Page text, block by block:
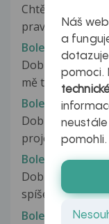
Chtěl bych se
pravým uchem a
Bolest mezi
Dobrý den.
mě trápí bolest
Bolest mezi
Dobrý den paní
projevovat
Bolest mezi
Dobrý den, už
spíše v práve
Bolest mezi
Náš
a
pomoci.
pomohli.